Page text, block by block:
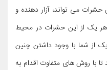
می تواند، آزار دهنده و
یک از این حشرات در محیط
از شما با وجود داشتن چنین
تا با روش های متفاوت اقدام به